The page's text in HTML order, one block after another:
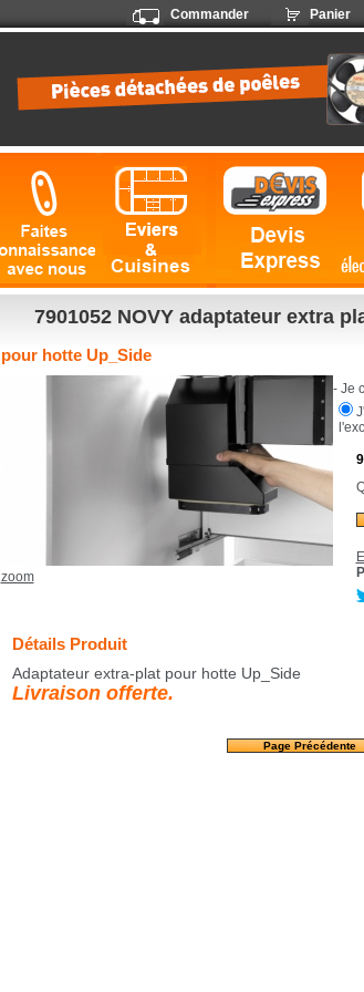
Panier
Commander
7901052 NOVY adaptateur extra
pour hotte Up_Side
zoom
- Je
Détails Produit
Adaptateur extra-plat pour hotte Up_Side
Livraison offerte.